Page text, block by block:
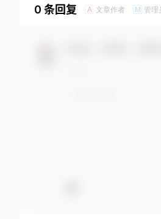
0 条回复 A 文章作者 M 管理